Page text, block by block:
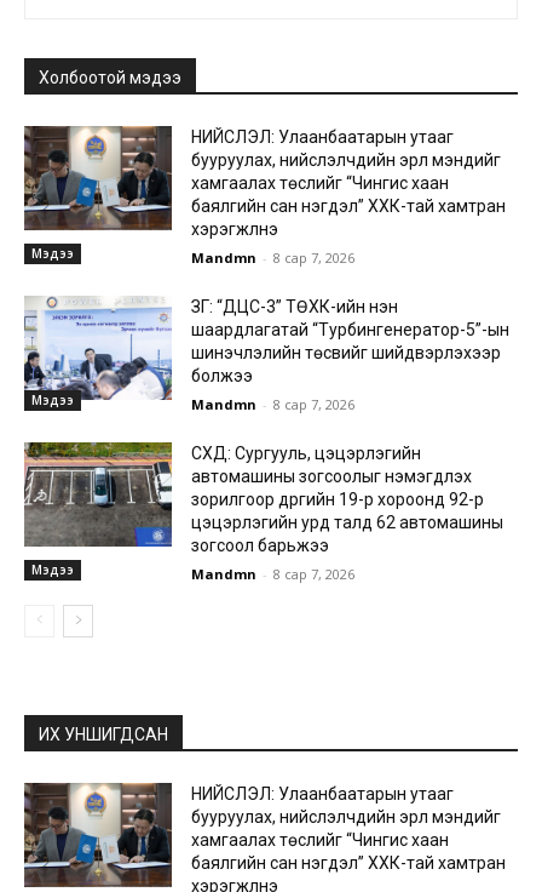
Холбоотой мэдээ
Мэдээ
НИЙСЛЭЛ: Улаанбаатарын утааг
бууруулах, нийслэлчүүдийн эрүүл мэндийг
хамгаалах төслийг “Чингис хаан
баялгийн сан нэгдэл” ХХК-тай хамтран
хэрэгжүүлнэ
Mandmn - 8 сар 7, 2026
Мэдээ
ЗГ: “ДЦС-3” ТӨХК-ийн нэн
шаардлагатай “Турбингенератор-5”-ын
шинэчлэлийн төсвийг шийдвэрлэхээр
болжээ
Mandmn - 8 сар 7, 2026
Мэдээ
СХД: Сургууль, цэцэрлэгийн
автомашины зогсоолыг нэмэгдүүлэх
зорилгоор дүүргийн 19-р хороонд 92-р
цэцэрлэгийн урд талд 62 автомашины
зогсоол барьжээ
Mandmn - 8 сар 7, 2026
ИХ УНШИГДСАН
НИЙСЛЭЛ: Улаанбаатарын утааг
бууруулах, нийслэлчүүдийн эрүүл мэндийг
хамгаалах төслийг “Чингис хаан
баялгийн сан нэгдэл” ХХК-тай хамтран
хэрэгжүүлнэ